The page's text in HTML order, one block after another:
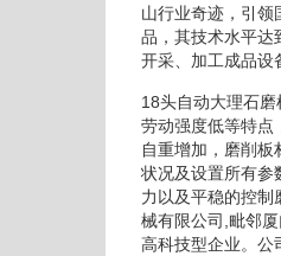
山行业奇迹，引领
品，其技术水平达
开采、加工成品设
18头自动大理石
劳动强度低等特点
自重增加，磨削
状况及设置所有参
力以及平稳的控制
械有限公司,毗邻
高科技型企业。公